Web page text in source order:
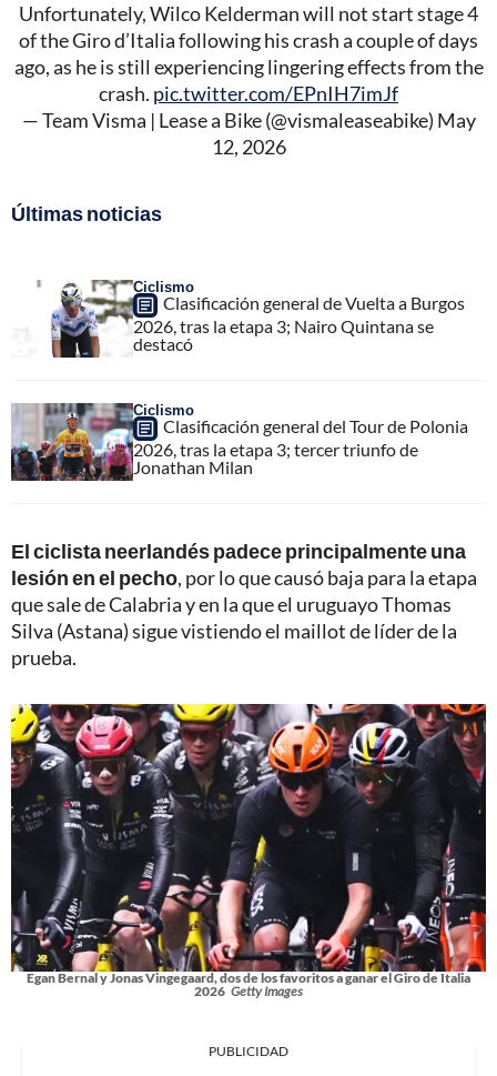
Unfortunately, Wilco Kelderman will not start stage 4
of the Giro d’Italia following his crash a couple of days
ago, as he is still experiencing lingering effects from the
crash. pic.twitter.com/EPnIH7imJf
— Team Visma | Lease a Bike (@vismaleaseabike) May
12, 2026
Últimas noticias
Ciclismo
Clasificación general de Vuelta a Burgos
2026, tras la etapa 3; Nairo Quintana se
destacó
Ciclismo
Clasificación general del Tour de Polonia
2026, tras la etapa 3; tercer triunfo de
Jonathan Milan
El ciclista neerlandés padece principalmente una
lesión en el pecho, por lo que causó baja para la etapa
que sale de Calabria y en la que el uruguayo Thomas
Silva (Astana) sigue vistiendo el maillot de líder de la
prueba.
Egan Bernal y Jonas Vingegaard, dos de los favoritos a ganar el Giro de Italia
2026 Getty Images
PUBLICIDAD